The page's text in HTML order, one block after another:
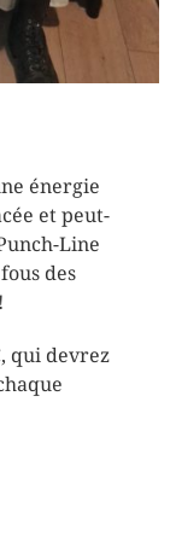
énergie
et peut-
Line
des
qui devrez